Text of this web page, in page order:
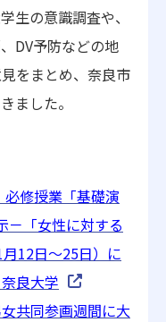
生の意識調査や、
DV予防などの地
をまとめ、奈良市
ました。
必修授業「基礎演
－「女性に対する
月12日～25日）に
良大学
共同参画週間に大